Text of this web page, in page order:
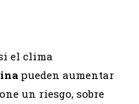
el clima
pueden aumentar
un riesgo, sobre